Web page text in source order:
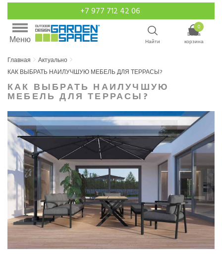
+7 977 712 42 06
Меню Найти
0
Ваша
корзина
Главная
Актуально
КАК ВЫБРАТЬ НАИЛУЧШУЮ МЕБЕЛЬ ДЛЯ ТЕРРАСЫ?
КАК ВЫБРАТЬ НАИЛУЧШУЮ
МЕБЕЛЬ ДЛЯ ТЕРРАСЫ?